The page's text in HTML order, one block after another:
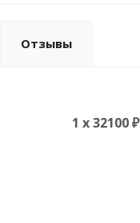
Отзывы
1 x 32100 ₽